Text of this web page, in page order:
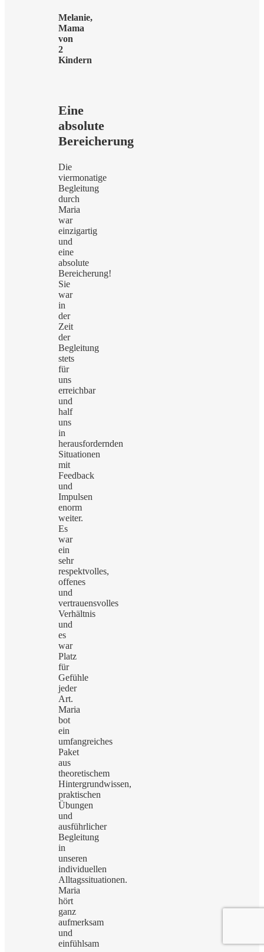
Melanie,
Mama
von
2
Kindern
Eine
absolute
Bereicherung
Die
viermonatige
Begleitung
durch
Maria
war
einzigartig
und
eine
absolute
Bereicherung!
Sie
war
in
der
Zeit
der
Begleitung
stets
für
uns
erreichbar
und
half
uns
in
herausfordernden
Situationen
mit
Feedback
und
Impulsen
enorm
weiter.
Es
war
ein
sehr
respektvolles,
offenes
und
vertrauensvolles
Verhältnis
und
es
war
Platz
für
Gefühle
jeder
Art.
Maria
bot
ein
umfangreiches
Paket
aus
theoretischem
Hintergrundwissen,
praktischen
Übungen
und
ausführlicher
Begleitung
in
unseren
individuellen
Alltagssituationen.
Maria
hört
ganz
aufmerksam
und
einfühlsam